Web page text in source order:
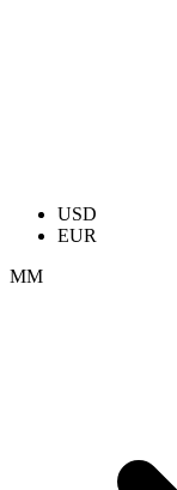
USD
EUR
ММ